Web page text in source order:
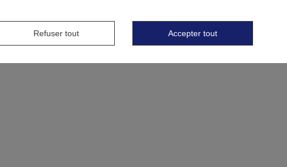
Refuser tout Accepter tout